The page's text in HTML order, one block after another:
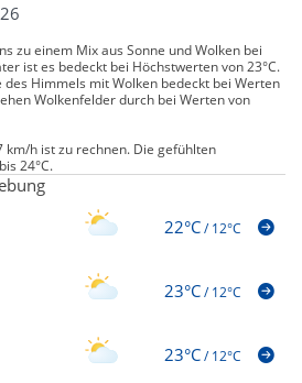
zu einem Mix aus Sonne und Wolken bei
ist es bedeckt bei Höchstwerten von 23°C.
des Himmels mit Wolken bedeckt bei Werten
Wolkenfelder durch bei Werten von
km/h ist zu rechnen. Die gefühlten
24°C.
22°C/12°C
23°C/12°C
23°C/12°C